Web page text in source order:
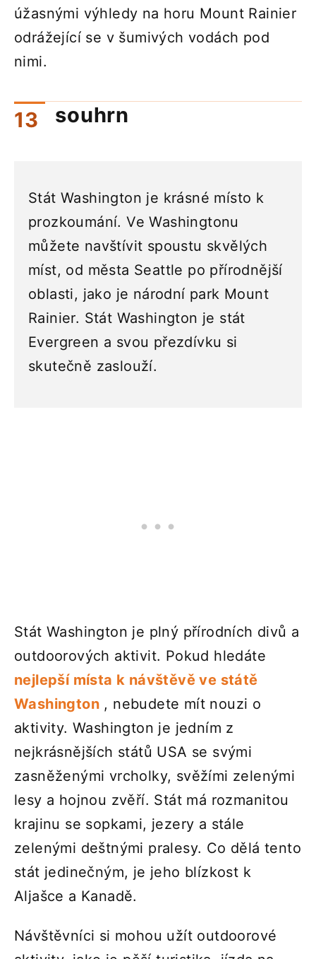
úžasnými výhledy na horu Mount Rainier
odrážející se v šumivých vodách pod
nimi.
souhrn
Stát Washington je krásné místo k
prozkoumání. Ve Washingtonu
můžete navštívit spoustu skvělých
míst, od města Seattle po přírodnější
oblasti, jako je národní park Mount
Rainier. Stát Washington je stát
Evergreen a svou přezdívku si
skutečně zaslouží.
Stát Washington je plný přírodních divů a
outdoorových aktivit. Pokud hledáte
nejlepší místa k návštěvě ve státě
Washington , nebudete mít nouzi o
aktivity. Washington je jedním z
nejkrásnějších států USA se svými
zasněženými vrcholky, svěžími zelenými
lesy a hojnou zvěří. Stát má rozmanitou
krajinu se sopkami, jezery a stále
zelenými deštnými pralesy. Co dělá tento
stát jedinečným, je jeho blízkost k
Aljašce a Kanadě.
Návštěvníci si mohou užít outdoorové